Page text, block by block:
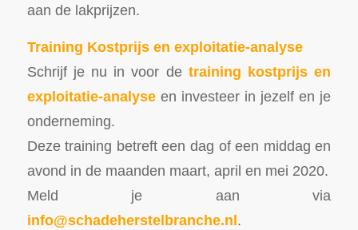
aan de lakprijzen.
Training Kostprijs en exploitatie-analyse
Schrijf je nu in voor de training kostprijs en
exploitatie-analyseen investeer in jezelf en je
onderneming.
Deze training betreft een dag of een middag en
avond in de maanden maart, april en mei 2020.
Meld je aan via
info@schadeherstelbranche.nl.